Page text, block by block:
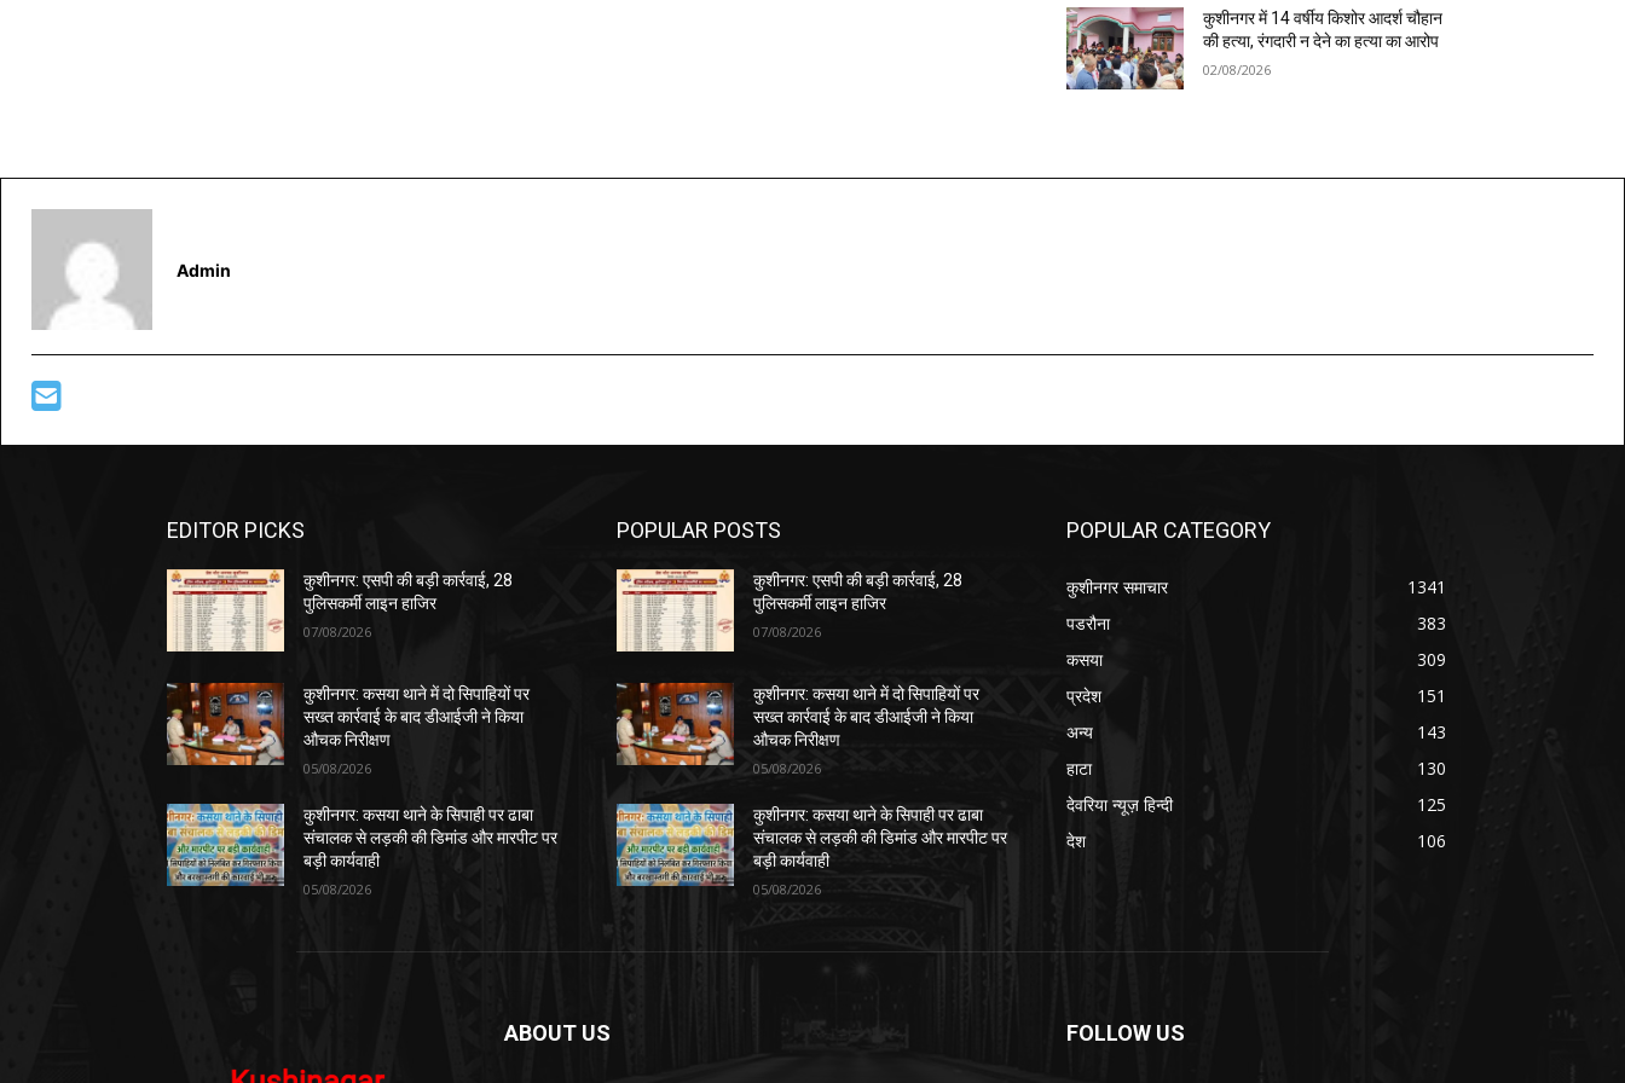
कुशीनगर में 14 वर्षीय किशोर आदर्श चौहान
की हत्या, रंगदारी न देने का हत्या का आरोप
02/08/2026
Admin
EDITOR PICKS
कुशीनगर: एसपी की बड़ी कार्रवाई, 28
पुलिसकर्मी लाइन हाजिर
07/08/2026
कुशीनगर: कसया थाने में दो सिपाहियों पर
सख्त कार्रवाई के बाद डीआईजी ने किया
औचक निरीक्षण
05/08/2026
कुशीनगर: कसया थाने के सिपाही पर ढाबा
संचालक से लड़की की डिमांड और मारपीट पर
बड़ी कार्यवाही
05/08/2026
POPULAR POSTS
कुशीनगर: एसपी की बड़ी कार्रवाई, 28
पुलिसकर्मी लाइन हाजिर
07/08/2026
कुशीनगर: कसया थाने में दो सिपाहियों पर
सख्त कार्रवाई के बाद डीआईजी ने किया
औचक निरीक्षण
05/08/2026
कुशीनगर: कसया थाने के सिपाही पर ढाबा
संचालक से लड़की की डिमांड और मारपीट पर
बड़ी कार्यवाही
05/08/2026
POPULAR CATEGORY
कुशीनगर समाचार
1341
पडरौना
383
कसया
309
प्रदेश
151
अन्य
143
हाटा
130
देवरिया न्यूज़ हिन्दी
125
देश
106
ABOUT US FOLLOW US